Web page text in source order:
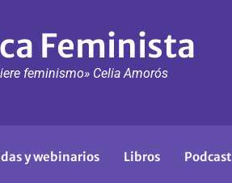
Feminista
feminismo» Celia Amorós
y webinarios Libros
Podcast